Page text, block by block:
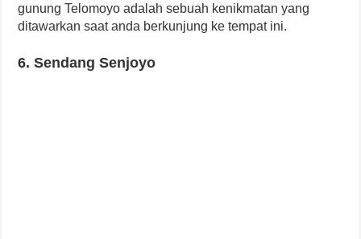
gunung Telomoyo adalah sebuah kenikmatan yang
ditawarkan saat anda berkunjung ke tempat ini.
6. Sendang Senjoyo